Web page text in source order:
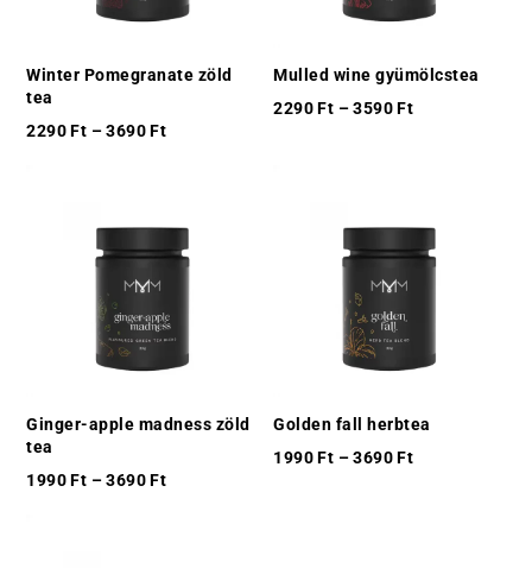
Winter Pomegranate zöld
tea
2290Ft –3690Ft
Mulled wine gyümölcstea
2290Ft –3590Ft
Ginger-apple madness zöld
tea
1990Ft –3690Ft
Golden fall herbtea
1990Ft –3690Ft